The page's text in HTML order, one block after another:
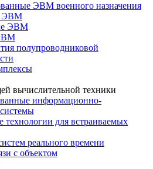
ЭВМ военного назначения
ЭВМ
ЭВМ
полупроводниковой
вычислительной техники
информационно-
для встраиваемых
реального времени
с объектом